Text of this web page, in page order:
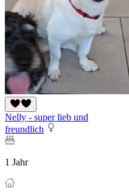
Nelly - super lieb und
freundlich
1 Jahr